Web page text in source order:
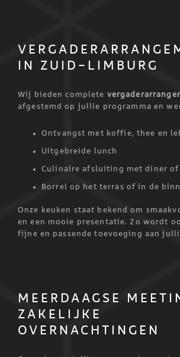
IN ZUID-LIMBURG
Wij bieden complete
afgestemd op jullie programma en
Ontvangst met koffie, thee en
Uitgebreide lunch
Culinaire afsluiting met diner
Borrel op het terras of in de
Onze keuken staat bekend om
en een mooie presentatie. Zo wordt
fijne en passende toevoeging aan
MEERDAAGSE
ZAKELIJKE
OVERNACHTINGEN